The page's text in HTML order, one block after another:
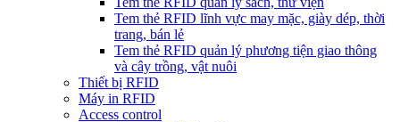
Tem thẻ RFID lĩnh vực may mặc, giày dép, thời
trang, bán lẻ
Tem thẻ RFID quản lý phương tiện giao thông
và cây trồng, vật nuôi
Thiết bị RFID
Máy in RFID
Access control